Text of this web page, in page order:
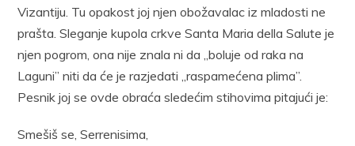
Vizantiju. Tu opakost joj njen obožavalac iz mladosti ne
prašta. Sleganje kupola crkve Santa Maria della Salute je
njen po­grom, ona nije znala ni da „boluje od raka na
Laguni” niti da će je razjedati „raspamećena plima”.
Pesnik joj se ovde obraća sledećim stihovima pitajući je:
Smešiš se, Serrenisima,